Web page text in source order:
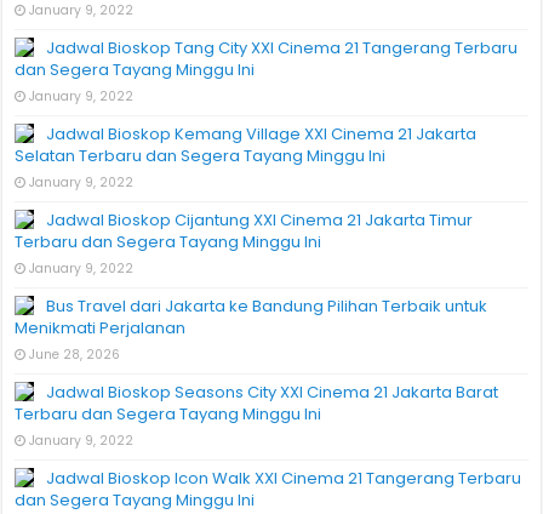
January 9, 2022
Jadwal Bioskop Tang City XXI Cinema 21 Tangerang Terbaru
dan Segera Tayang Minggu Ini
January 9, 2022
Jadwal Bioskop Kemang Village XXI Cinema 21 Jakarta
Selatan Terbaru dan Segera Tayang Minggu Ini
January 9, 2022
Jadwal Bioskop Cijantung XXI Cinema 21 Jakarta Timur
Terbaru dan Segera Tayang Minggu Ini
January 9, 2022
Bus Travel dari Jakarta ke Bandung Pilihan Terbaik untuk
Menikmati Perjalanan
June 28, 2026
Jadwal Bioskop Seasons City XXI Cinema 21 Jakarta Barat
Terbaru dan Segera Tayang Minggu Ini
January 9, 2022
Jadwal Bioskop Icon Walk XXI Cinema 21 Tangerang Terbaru
dan Segera Tayang Minggu Ini